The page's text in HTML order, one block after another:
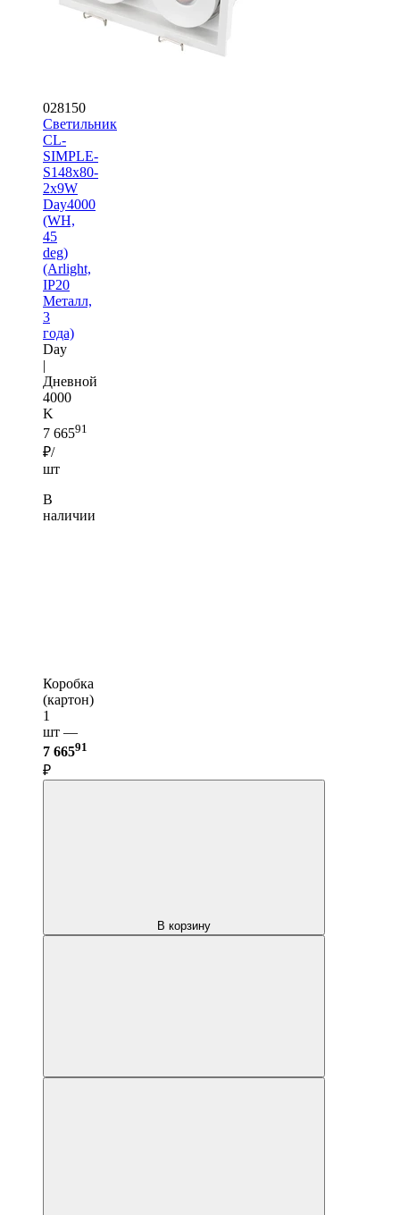
028150
Светильник
CL-
SIMPLE-
S148x80-
2x9W
Day4000
(WH,
45
deg)
(Arlight,
IP20
Металл,
3
года)
Day
|
Дневной
4000
K
7 66591
₽/
шт
В
наличии
Коробка
(картон)
1
шт —
7 66591
₽
В корзину